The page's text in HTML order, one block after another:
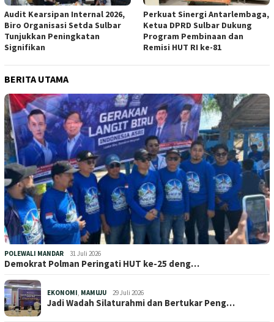
Audit Kearsipan Internal 2026,
Biro Organisasi Setda Sulbar
Tunjukkan Peningkatan
Signifikan
Perkuat Sinergi Antarlembaga,
Ketua DPRD Sulbar Dukung
Program Pembinaan dan
Remisi HUT RI ke-81
BERITA UTAMA
POLEWALI MANDAR 31 Juli 2026
Demokrat Polman Peringati HUT ke-25 deng…
EKONOMI, MAMUJU 29 Juli 2026
Jadi Wadah Silaturahmi dan Bertukar Peng…